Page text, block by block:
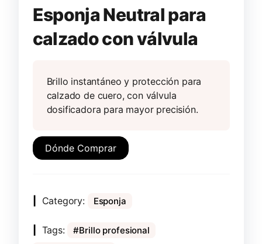
Esponja Neutral para
calzado con válvula
Brillo instantáneo y protección para
calzado de cuero, con válvula
dosificadora para mayor precisión.
Dónde Comprar
Category: Esponja
Tags:
Brillo profesional